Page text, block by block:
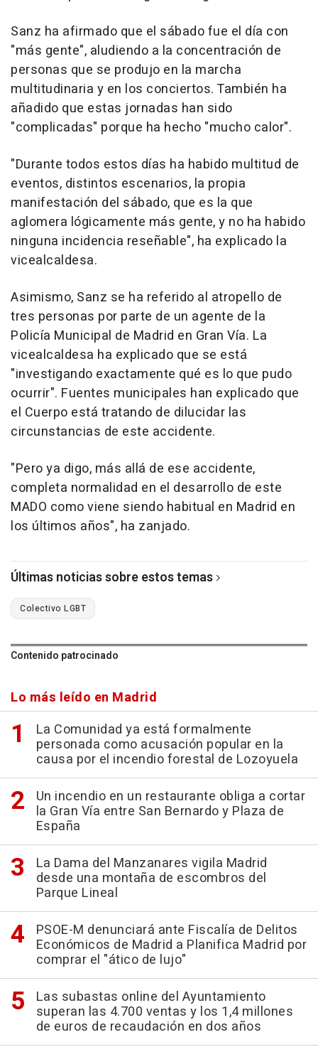
Sanz ha afirmado que el sábado fue el día con
"más gente", aludiendo a la concentración de
personas que se produjo en la marcha
multitudinaria y en los conciertos. También ha
añadido que estas jornadas han sido
"complicadas" porque ha hecho "mucho calor".
"Durante todos estos días ha habido multitud de
eventos, distintos escenarios, la propia
manifestación del sábado, que es la que
aglomera lógicamente más gente, y no ha habido
ninguna incidencia reseñable", ha explicado la
vicealcaldesa.
Asimismo, Sanz se ha referido al atropello de
tres personas por parte de un agente de la
Policía Municipal de Madrid en Gran Vía. La
vicealcaldesa ha explicado que se está
"investigando exactamente qué es lo que pudo
ocurrir". Fuentes municipales han explicado que
el Cuerpo está tratando de dilucidar las
circunstancias de este accidente.
"Pero ya digo, más allá de ese accidente,
completa normalidad en el desarrollo de este
MADO como viene siendo habitual en Madrid en
los últimos años", ha zanjado.
Últimas noticias sobre estos temas
Colectivo LGBT
Contenido patrocinado
Lo más leído en Madrid
La Comunidad ya está formalmente
personada como acusación popular en la
causa por el incendio forestal de Lozoyuela
Un incendio en un restaurante obliga a cortar
la Gran Vía entre San Bernardo y Plaza de
España
La Dama del Manzanares vigila Madrid
desde una montaña de escombros del
Parque Lineal
PSOE-M denunciará ante Fiscalía de Delitos
Económicos de Madrid a Planifica Madrid por
comprar el "ático de lujo"
Las subastas online del Ayuntamiento
superan las 4.700 ventas y los 1,4 millones
de euros de recaudación en dos años